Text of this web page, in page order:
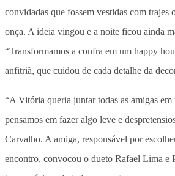
convidadas que fossem vestidas com trajes
onça. A ideia vingou e a noite ficou ainda
“Transformamos a confra em um happy
anfitriã, que cuidou de cada detalhe da
“A Vitória queria juntar todas as amigas em
pensamos em fazer algo leve e
Carvalho. A amiga, responsável por
encontro, convocou o dueto Rafael Lima e